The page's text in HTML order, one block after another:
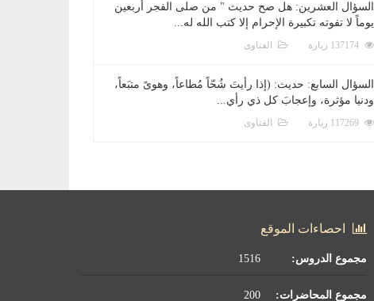
السؤال العشرين: هل صح حديث " من صلى الفجر أربعين
يوماً لا تفوته تكبيرة الإحرام إلا كتب الله له...
الفتاوى
السؤال السابع: حديث: (إذا رأيتَ شُحّاً مُطاعاً، وهوىً متبَعاً،
ودنيا مؤثرة، وإعجابَ كل ذي رأي...
الفتاوى
احصاءات الموقع
مجموع الدروس:
مجموع المحاضرات: